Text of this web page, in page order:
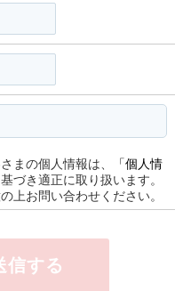
まの個人情報は、
「個人情
づき適正に取り扱います。
上お問い合わせください。
信する